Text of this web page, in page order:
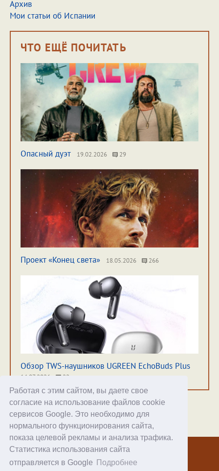
Работая с этим сайтом, вы даете свое
согласие на использование файлов cookie
сервисов Google. Это необходимо для
нормального функционирования сайта,
показа целевой рекламы и анализа трафика.
Статистика использования сайта
отправляется в Google
Подробнее
Архив
Мои статьи об Испании
ЧТО ЕЩЁ ПОЧИТАТЬ
Опасный дуэт 19.02.2026 29
Проект «Конец света» 18.05.2026 266
Обзор TWS-наушников UGREEN EchoBuds Plus
14.07.2026 22
Хостинг
© 1998–2026 Alex Exler